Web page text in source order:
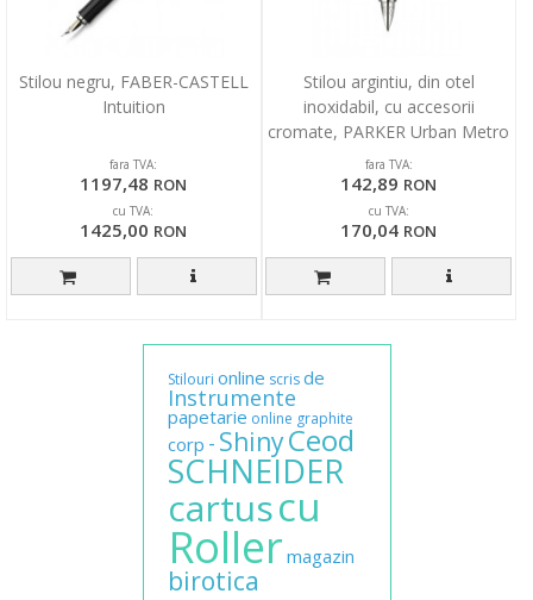
Stilou negru, FABER-CASTELL
Intuition
fara TVA:
1197,48 RON
cu TVA:
1425,00 RON
Stilou argintiu, din otel
inoxidabil, cu accesorii
cromate, PARKER Urban Metro
Metallic
fara TVA:
142,89 RON
cu TVA:
170,04 RON
Stilouri online scris de
Instrumente
papetarie online graphite
corp - ShinyCeod
SCHNEIDER
cartuscu
Roller magazin
birotica